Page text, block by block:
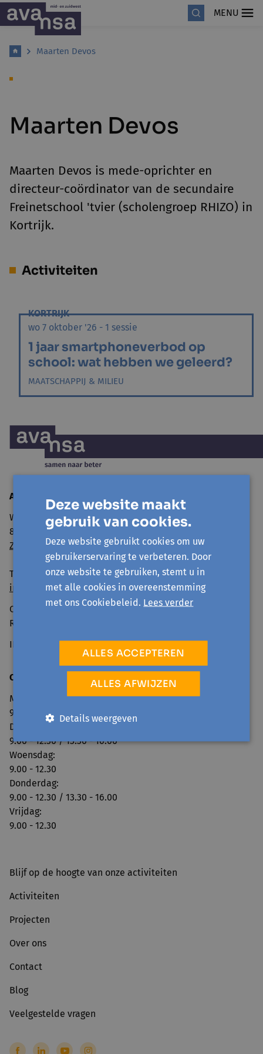
MENU
Maarten Devos
Maarten Devos
Maarten Devos is mede-oprichter en
directeur-coördinator van de secundaire
Freinetschool 'tvier (scholengroep RHIZO) in
Kortrijk.
Activiteiten
KORTRIJK
wo 7 oktober '26 - 1 sessie
1 jaar smartphoneverbod op
school: wat hebben we geleerd?
MAATSCHAPPIJ & MILIEU
Avansa
Wandelweg 11
8500 Kortrijk
Zo geraak je er
Tel: 056 260 600
info@avansa-mzw.be
Ondernemingsnummer: BE0859.901.733
RPR GENT, afd. KORTRIJK
IBAN BE69 0014 0920 4478
Openingsuren onthaal:
Maandag:
9.00 - 12.30 / 13.30 - 16.00
Dinsdag:
9.00 - 12.30 / 13.30 - 16.00
Woensdag:
9.00 - 12.30
Donderdag:
9.00 - 12.30 / 13.30 - 16.00
Vrijdag:
9.00 - 12.30
Blijf op de hoogte van onze activiteiten
Activiteiten
Projecten
Over ons
Contact
Blog
Veelgestelde vragen
Deze website maakt
gebruik van cookies.
Deze website gebruikt cookies om uw
gebruikerservaring te verbeteren. Door
onze website te gebruiken, stemt u in
met alle cookies in overeenstemming
met ons Cookiebeleid. Lees verder
ALLES ACCEPTEREN
ALLES AFWIJZEN
Details weergeven